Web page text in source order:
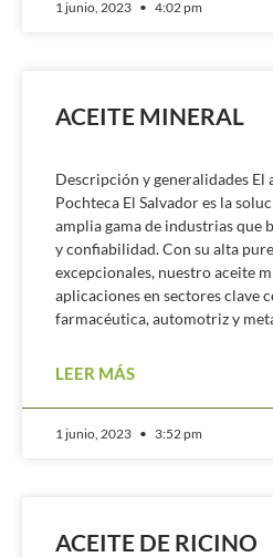
1 junio, 2023 4:02 pm
ACEITE MINERAL
Descripción y generalidades El
Pochteca El Salvador es la
amplia gama de industrias que
y confiabilidad. Con su alta
excepcionales, nuestro aceite
aplicaciones en sectores clave
farmacéutica, automotriz y
LEER MÁS
1 junio, 2023 3:52 pm
ACEITE DE RICINO